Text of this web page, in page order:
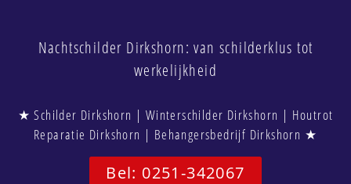
Nachtschilder Dirkshorn: van schilderklus tot
werkelijkheid
★ Schilder Dirkshorn | Winterschilder Dirkshorn | Houtrot
Reparatie Dirkshorn | Behangersbedrijf Dirkshorn ★
Bel: 0251-342067